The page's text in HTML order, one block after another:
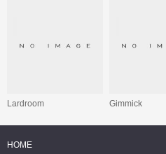
Lardroom Gimmick
HOME